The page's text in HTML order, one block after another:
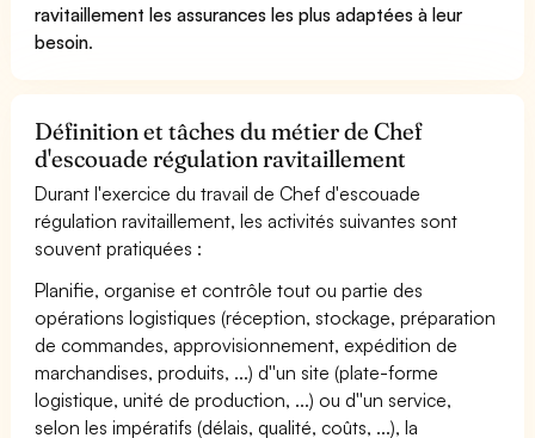
ravitaillement les assurances les plus adaptées à leur
besoin.
Définition et tâches du métier de Chef
d'escouade régulation ravitaillement
Durant l'exercice du travail de Chef d'escouade
régulation ravitaillement, les activités suivantes sont
souvent pratiquées :
Planifie, organise et contrôle tout ou partie des
opérations logistiques (réception, stockage, préparation
de commandes, approvisionnement, expédition de
marchandises, produits, ...) d''un site (plate-forme
logistique, unité de production, ...) ou d''un service,
selon les impératifs (délais, qualité, coûts, ...), la